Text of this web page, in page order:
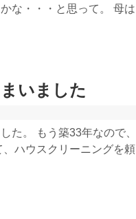
な・・・と思って。 母は
いました
た。 もう築33年なので、
ハウスクリーニングを頼